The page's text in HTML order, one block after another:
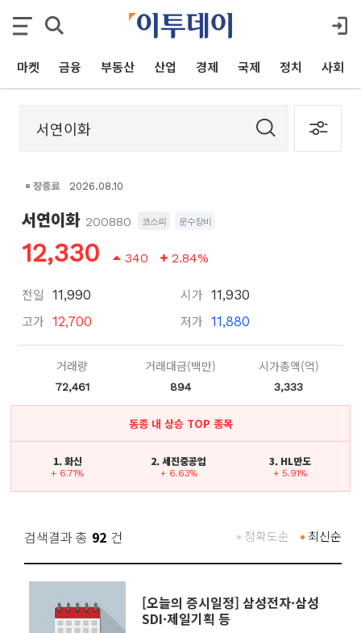
마켓 금융 부동산 산업 경제 국제 정치 사회
장종료 2026.08.10
서연이화 200880 코스피 운수장비
12,330 340 2.84%
전일 11,990
고가 12,700
시가 11,930
저가 11,880
거래량
72,461
거래대금(백만)
894
시가총액(억)
3,333
동종 내 상승 TOP 종목
1. 화신
+ 6.71%
2. 세진중공업
+ 6.63%
3. HL만도
+ 5.91%
검색결과 총 92 건 최신순
정확도순
[오늘의 증시일정] 삼성전자·삼성
SDI·제일기획 등